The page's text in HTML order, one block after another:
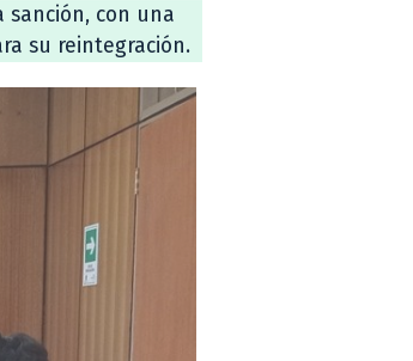
con una
su reintegración.